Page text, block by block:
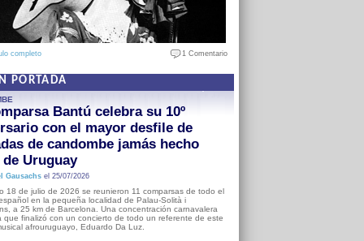
completo 1 Comentario
PORTADA
Bantú celebra su 10º
con el mayor desfile de
de candombe jamás hecho
Uruguay
Gausachsel 25/07/2026
18 de julio de 2026 se reunieron 11 comparsas de todo el
en la pequeña localidad de Palau-Solità i
a 25 km de Barcelona. Una concentración carnavalera
que finalizó con un concierto de todo un referente de este
afrouruguayo, Eduardo Da Luz.